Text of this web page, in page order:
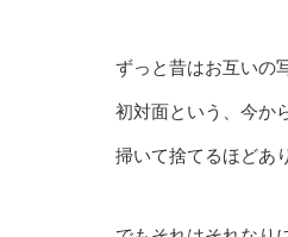
ずっと昔はお互いの
初対面という、今か
掃いて捨てるほどあ